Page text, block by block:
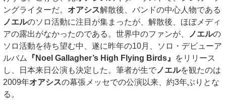
ングライターだ。 オアシス解散後、バンドの中心人物である
ノエルのソロ活動に注目が集まったが、解散後、ほぼメディ
アの露出がなかったのである。世界中のファンが、
ノエルの
ソロ活動を待ち望む中、遂に昨年の10月、ソロ・デビューア
ルバム
『Noel Gallagher’s High Flying Birds』
をリリース
し、日本来日公演も決定した。筆者が生で ノエルを観たのは
2009年オアシスの幕張メッセでの公演以来、約3年ぶりとな
る。